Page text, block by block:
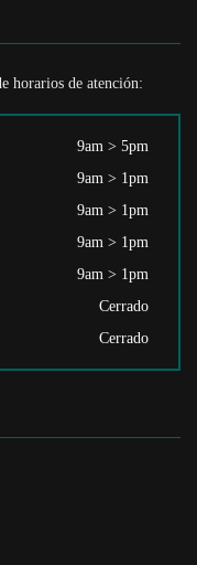
horarios de atención:
9am > 5pm
9am > 1pm
9am > 1pm
9am > 1pm
9am > 1pm
Cerrado
Cerrado